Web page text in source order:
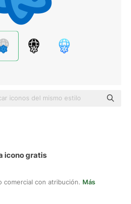
icono gratis
comercial con atribución. Más